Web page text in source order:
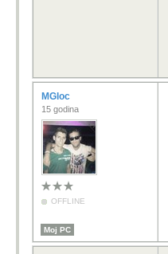
MGloc
15 godina
OFFLINE
Moj PC